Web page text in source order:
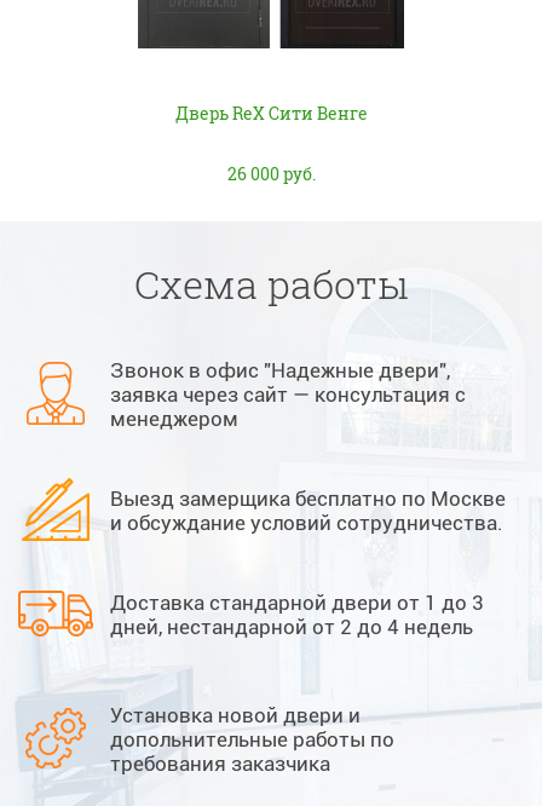
Дверь ReX Сити Венге
26 000 руб.
Схема работы
Звонок в офис "Надежные двери",
заявка через сайт — консультация с
менеджером
Выезд замерщика бесплатно по Москве
и обсуждание условий сотрудничества.
Доставка стандарной двери от 1 до 3
дней, нестандарной от 2 до 4 недель
Установка новой двери и
допольнительные работы по
требования заказчика